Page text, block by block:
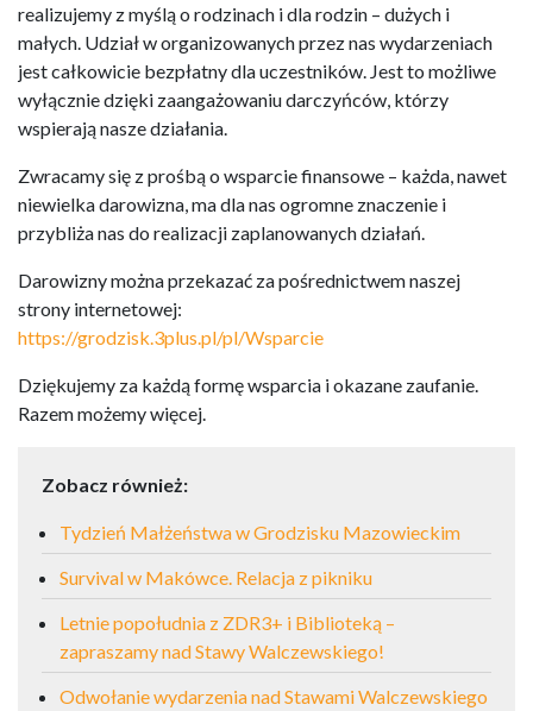
realizujemy z myślą o rodzinach i dla rodzin – dużych i
małych. Udział w organizowanych przez nas wydarzeniach
jest całkowicie bezpłatny dla uczestników. Jest to możliwe
wyłącznie dzięki zaangażowaniu darczyńców, którzy
wspierają nasze działania.
Zwracamy się z prośbą o wsparcie finansowe – każda, nawet
niewielka darowizna, ma dla nas ogromne znaczenie i
przybliża nas do realizacji zaplanowanych działań.
Darowizny można przekazać za pośrednictwem naszej
strony internetowej:
https://grodzisk.3plus.pl/pl/Wsparcie
Dziękujemy za każdą formę wsparcia i okazane zaufanie.
Razem możemy więcej.
Zobacz również:
Tydzień Małżeństwa w Grodzisku Mazowieckim
Survival w Makówce. Relacja z pikniku
Letnie popołudnia z ZDR3+ i Biblioteką –
zapraszamy nad Stawy Walczewskiego!
Odwołanie wydarzenia nad Stawami Walczewskiego